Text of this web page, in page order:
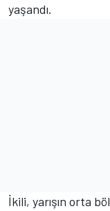
yaşandı.
İkili, yarışın orta